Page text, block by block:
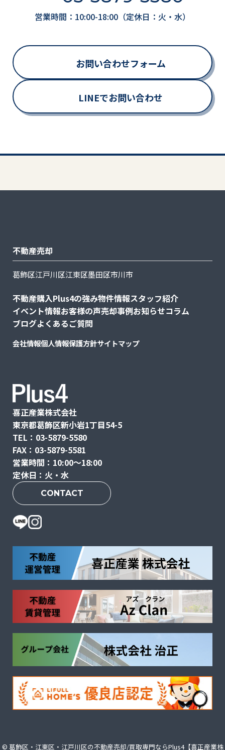
営業時間：10:00-18:00（定休日：火・水）
お問い合わせフォーム
LINEでお問い合わせ
不動産売却
葛飾区江戸川区江東区墨田区市川市
不動産購入Plus4の強み物件情報スタッフ紹介
イベント情報お客様の声売却事例お知らせコラム
ブログよくあるご質問
会社情報個人情報保護方針サイトマップ
喜正産業株式会社
東京都葛飾区新小岩1丁目54-5
TEL：03-5879-5580
FAX：03-5879-5581
営業時間：10:00〜18:00
定休日：火・水
CONTACT
© 葛飾区・江東区・江戸川区の不動産売却/買取専門ならPlus4【喜正産業株